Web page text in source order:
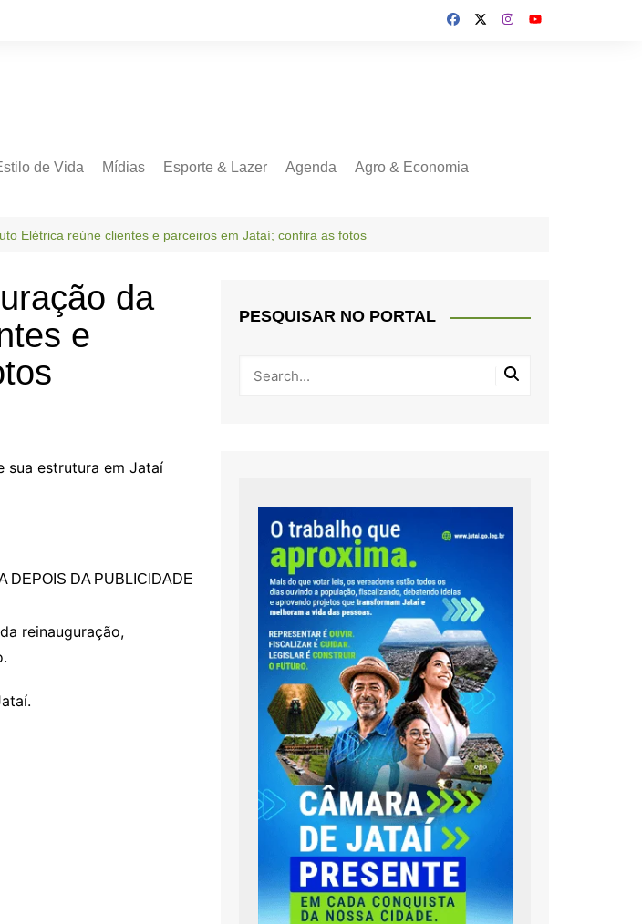
de Vida Mídias Esporte & Lazer Agenda Agro & Economia
Elétrica reúne clientes e parceiros em Jataí; confira as fotos
da
e
sua estrutura em Jataí
DEPOIS DA PUBLICIDADE
reinauguração,
PESQUISAR NO PORTAL